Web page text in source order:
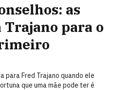
as
Trajano para o
para Fred Trajano quando ele
que uma mãe pode ter é